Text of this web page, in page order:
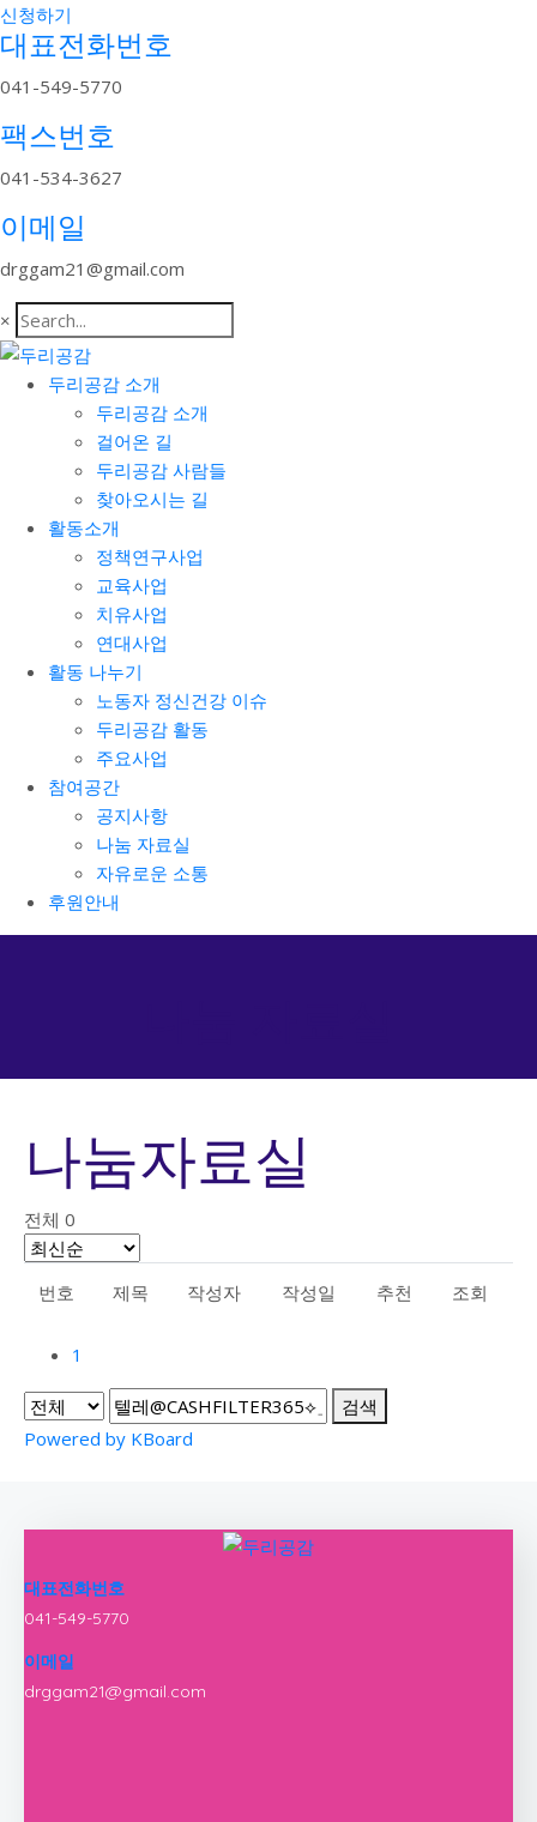
신청하기
대표전화번호
041-549-5770
팩스번호
041-534-3627
이메일
drggam21@gmail.com
×
두리공감 소개
두리공감 소개
걸어온 길
두리공감 사람들
찾아오시는 길
활동소개
정책연구사업
교육사업
치유사업
연대사업
활동 나누기
노동자 정신건강 이슈
두리공감 활동
주요사업
참여공간
공지사항
나눔 자료실
자유로운 소통
후원안내
나눔자료실
전체 0
번호 제목 작성자 작성일 추천 조회
1
검색
Powered by KBoard
대표전화번호
041-549-5770
이메일
drggam21@gmail.com